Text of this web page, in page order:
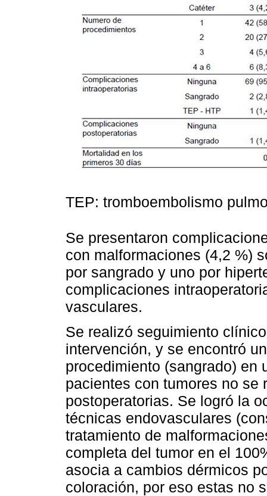
TEP: tromboembolismo
Se presentaron
con malformaciones (4,2 %)
por sangrado y uno por
complicaciones
vasculares.
Se realizó seguimiento
intervención, y se encontró
procedimiento (sangrado) en
pacientes con tumores no se
postoperatorias. Se logró la
técnicas endovasculares
tratamiento de
completa del tumor en el
asocia a cambios dérmicos
coloración, por eso estas no